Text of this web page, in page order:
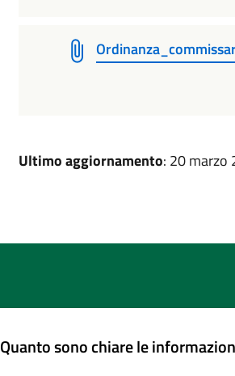
Ultimo aggiornamento: 20 marzo
Quanto sono chiare le